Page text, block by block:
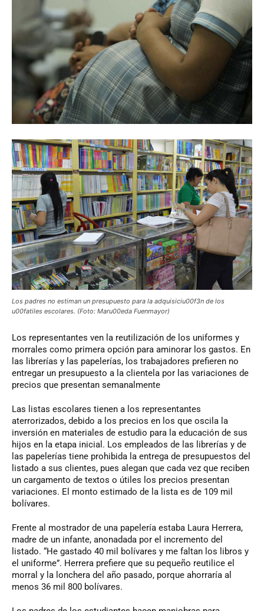
Los padres no estiman un presupuesto para la adquisiciu00f3n de los
u00fatiles escolares. (Foto: Maru00eda Fuenmayor)
Los representantes ven la reutilización de los uniformes y
morrales como primera opción para aminorar los gastos. En
las librerías y las papelerías, los trabajadores prefieren no
entregar un presupuesto a la clientela por las variaciones de
precios que presentan semanalmente
Las listas escolares tienen a los representantes
aterrorizados, debido a los precios en los que oscila la
inversión en materiales de estudio para la educación de sus
hijos en la etapa inicial. Los empleados de las librerías y de
las papelerías tiene prohibida la entrega de presupuestos del
listado a sus clientes, pues alegan que cada vez que reciben
un cargamento de textos o útiles los precios presentan
variaciones. El monto estimado de la lista es de 109 mil
bolívares.
Frente al mostrador de una papelería estaba Laura Herrera,
madre de un infante, anonadada por el incremento del
listado. “He gastado 40 mil bolívares y me faltan los libros y
el uniforme”. Herrera prefiere que su pequeño reutilice el
morral y la lonchera del año pasado, porque ahorraría al
menos 36 mil 800 bolívares.